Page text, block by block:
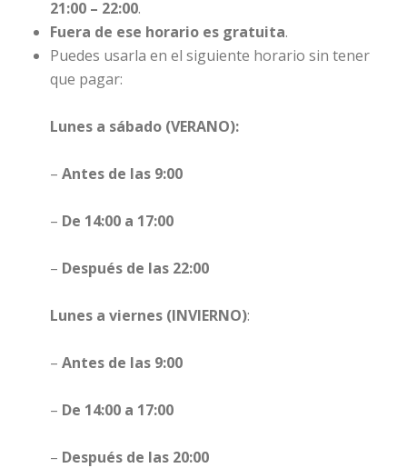
21:00 – 22:00.
Fuera de ese horario es gratuita.
Puedes usarla en el siguiente horario sin tener
que pagar:
Lunes a sábado (VERANO):
– Antes de las 9:00
– De 14:00 a 17:00
– Después de las 22:00
Lunes a viernes (INVIERNO):
– Antes de las 9:00
– De 14:00 a 17:00
– Después de las 20:00